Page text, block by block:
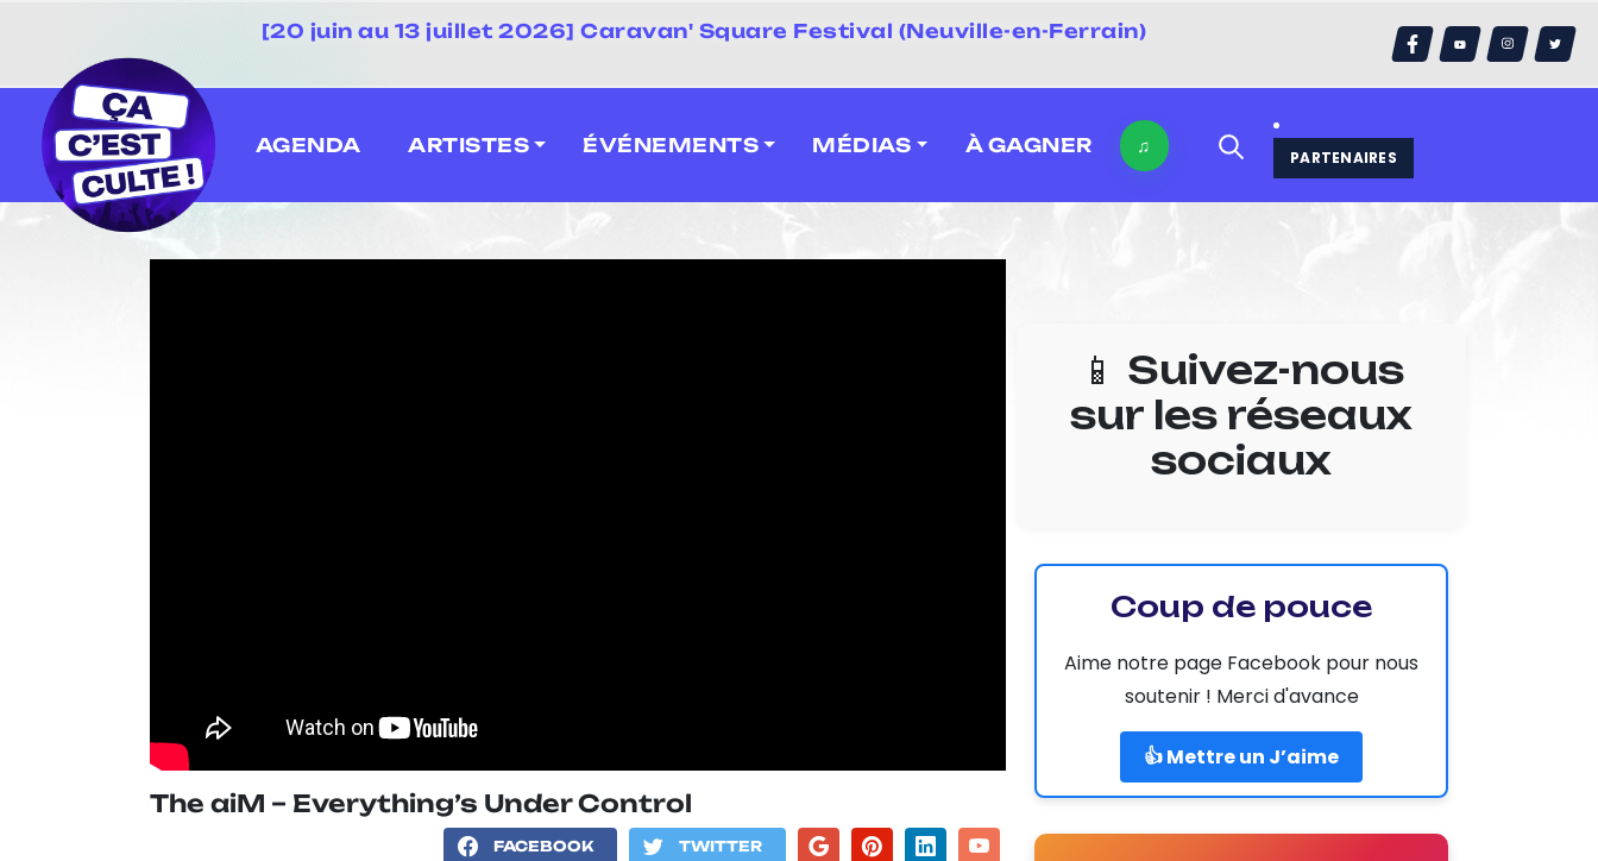
[20 juin au 13 juillet 2026] Caravan' Square Festival (Neuville-en-Ferrain)
AGENDA ARTISTES ÉVÉNEMENTS MÉDIAS À GAGNER ♫
PARTENAIRES
The aiM – Everything’s Under Control
FACEBOOK TWITTER
📱 Suivez-nous
sur les réseaux
sociaux
Coup de pouce
Aime notre page Facebook pour nous
soutenir ! Merci d'avance
👍 Mettre un J’aime